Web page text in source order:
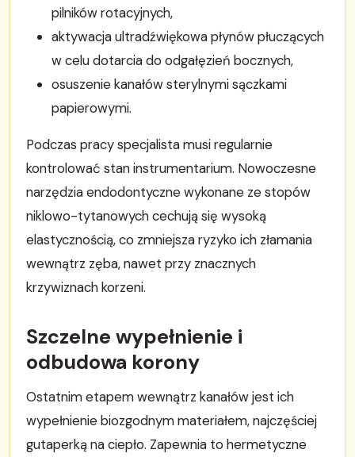
pilników rotacyjnych,
aktywacja ultradźwiękowa płynów płuczących
w celu dotarcia do odgałęzień bocznych,
osuszenie kanałów sterylnymi sączkami
papierowymi.
Podczas pracy specjalista musi regularnie
kontrolować stan instrumentarium. Nowoczesne
narzędzia endodontyczne wykonane ze stopów
niklowo-tytanowych cechują się wysoką
elastycznością, co zmniejsza ryzyko ich złamania
wewnątrz zęba, nawet przy znacznych
krzywiznach korzeni.
Szczelne wypełnienie i
odbudowa korony
Ostatnim etapem wewnątrz kanałów jest ich
wypełnienie biozgodnym materiałem, najczęściej
gutaperką na ciepło. Zapewnia to hermetyczne